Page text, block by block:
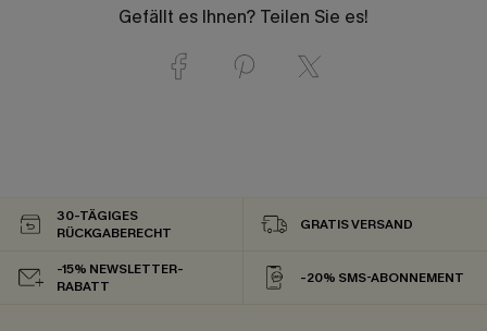
Gefällt es Ihnen? Teilen Sie es!
30-TÄGIGES
RÜCKGABERECHT
GRATIS VERSAND
-15% NEWSLETTER-
RABATT
-20% SMS-ABONNEMENT